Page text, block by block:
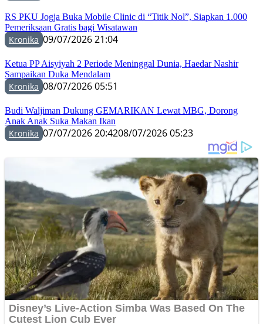
RS PKU Jogja Buka Mobile Clinic di “Titik Nol”, Siapkan 1.000
Pemeriksaan Gratis bagi Wisatawan
Kronika 09/07/2026 21:04
Ketua PP Aisyiyah 2 Periode Meninggal Dunia, Haedar Nashir
Sampaikan Duka Mendalam
Kronika 08/07/2026 05:51
Budi Waljiman Dukung GEMARIKAN Lewat MBG, Dorong
Anak Anak Suka Makan Ikan
Kronika 07/07/2026 20:4208/07/2026 05:23